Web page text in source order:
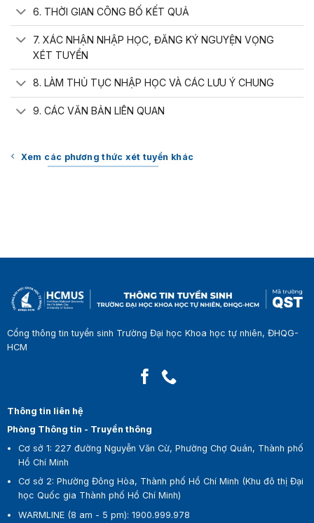
6. THỜI GIAN CÔNG BỐ KẾT QUẢ
7. XÁC NHẬN NHẬP HỌC, ĐĂNG KÝ NGUYỆN VỌNG
XÉT TUYỂN
8. LÀM THỦ TỤC NHẬP HỌC VÀ CÁC LƯU Ý CHUNG
9. CÁC VĂN BẢN LIÊN QUAN
Xem các phương thức xét tuyển khác
Cổng thông tin tuyển sinh Trường Đại học Khoa học tự nhiên, ĐHQG-
HCM
Thông tin liên hệ
Phòng Thông tin - Truyền thông
Cơ sở 1: 227 đường Nguyễn Văn Cừ, Phường Chợ Quán, Thành phố
Hồ Chí Minh
Cơ sở 2: Phường Đông Hòa, Thành phố Hồ Chí Minh (Khu đô thị Đại
học Quốc gia Thành phố Hồ Chí Minh)
WARMLINE (8 am - 5 pm):1900.999.978